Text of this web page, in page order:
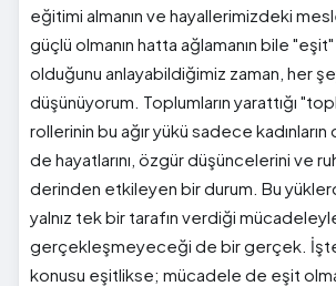
eğitimi almanın ve hayallerimizdeki
güçlü olmanın hatta ağlamanın bile
olduğunu anlayabildiğimiz zaman, her
düşünüyorum. Toplumların yarattığı
rollerinin bu ağır yükü sadece
de hayatlarını, özgür düşüncelerini ve
derinden etkileyen bir durum. Bu
yalnız tek bir tarafın verdiği
gerçekleşmeyeceği de bir gerçek.
konusu eşitlikse; mücadele de eşit